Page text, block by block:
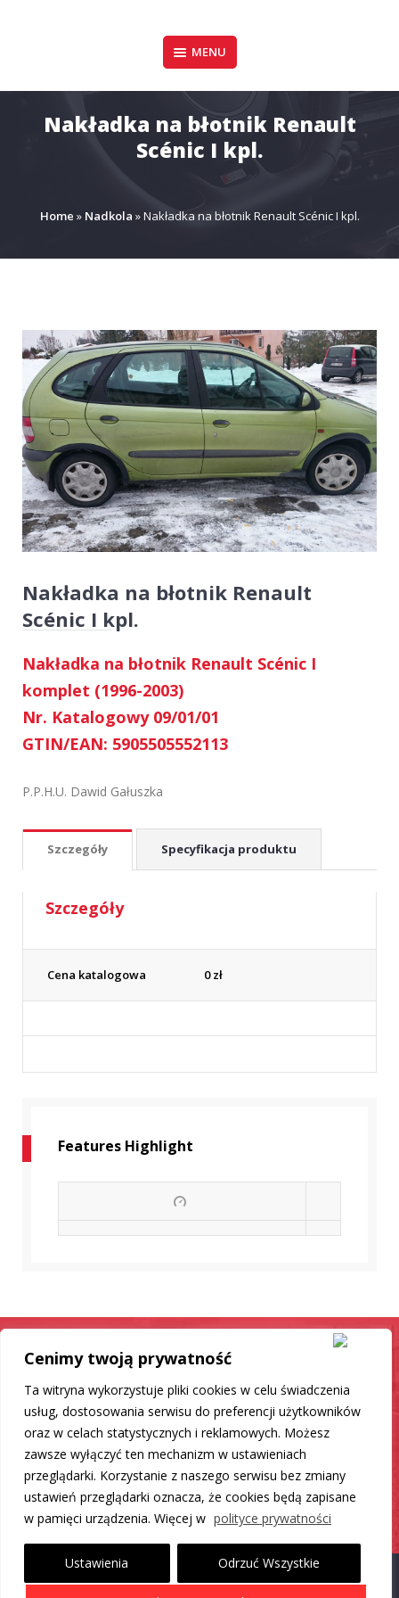
Cenimy twoją prywatność
Ta witryna wykorzystuje pliki cookies w celu świadczenia
usług, dostosowania serwisu do preferencji użytkowników
oraz w celach statystycznych i reklamowych. Możesz
zawsze wyłączyć ten mechanizm w ustawieniach
przeglądarki. Korzystanie z naszego serwisu bez zmiany
ustawień przeglądarki oznacza, że cookies będą zapisane
w pamięci urządzenia. Więcej w polityce prywatności
Ustawienia Odrzuć Wszystkie
P.P.H.U. DAWID
GAŁUSZKA
Design & Style
MENU
Nakładka na błotnik Renault
Scénic I kpl.
Home » Nadkola »Nakładka na błotnik Renault Scénic I kpl.
Nakładka na błotnik Renault
Scénic I kpl.
Nakładka na błotnik Renault Scénic I
komplet (1996-2003)
Nr. Katalogowy 09/01/01
GTIN/EAN: 5905505552113
P.P.H.U. Dawid Gałuszka
Szczegóły Specyfikacja produktu
Szczegóły
Cena katalogowa 0zł
Features Highlight
Samochód jak nowy
Mamy dla Ciebie rozwiązanie
DO LISTY PRODUKTÓW
Proudly powered by WordPress|Theme: Carlistings byWP